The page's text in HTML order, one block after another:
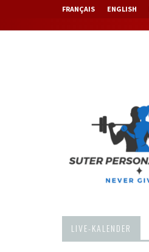
FRANÇAIS ENGLISH
LIVE-KALENDER